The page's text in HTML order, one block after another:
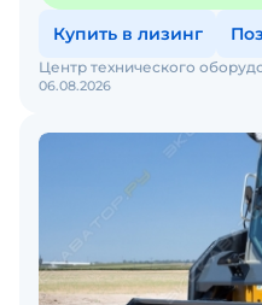
Купить в лизинг
06.08.2026
Центр технического